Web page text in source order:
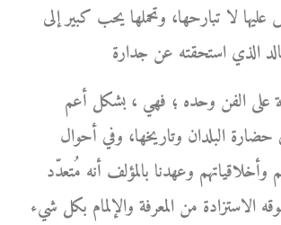
لا تبارحها، وتحملها يحب كبير إلى
على الفن وحده ؛ فهي ، بشكل أعم
البلدان وتاريخها، وفي أحوال
وعهدنا بالمؤلف أنه مُتعدّد
الاستزادة من المعرفة والإلمام بكل شيء